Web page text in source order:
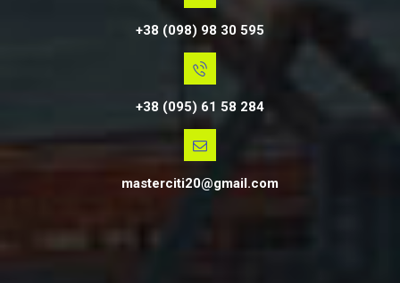
+38 (098) 98 30 595
+38 (095) 61 58 284
masterciti20@gmail.com